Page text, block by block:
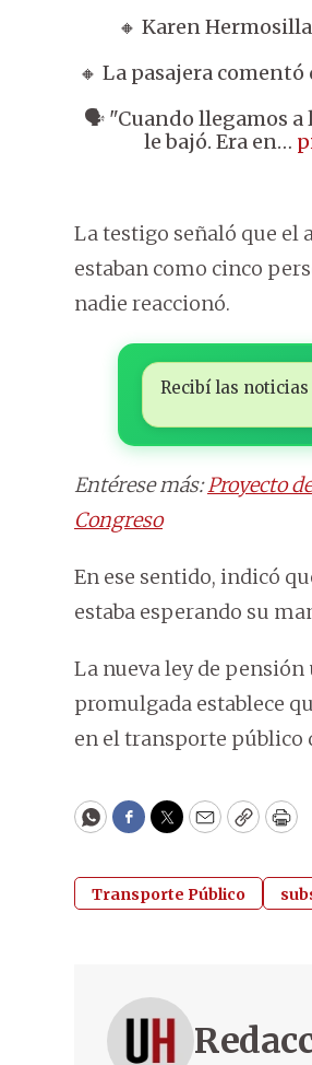
🔸 Karen
🔸 La pasajera
🗣 "Cuando llegamos a
le bajó. Era en…
La testigo señaló que el
estaban como cinco
nadie reaccionó.
Recibí las
Entérese más:Proyecto
Congreso
En ese sentido, indicó
estaba esperando su
La nueva ley de
promulgada establece
en el transporte público
WhatsApp
Facebook
Twitter
EmailCopy
Transporte Público